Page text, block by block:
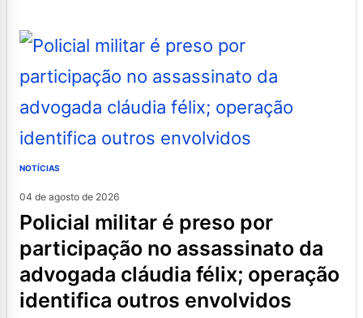
NOTÍCIAS
04 de agosto de 2026
policial militar é preso por
participação no assassinato da
advogada cláudia félix; operação
identifica outros envolvidos